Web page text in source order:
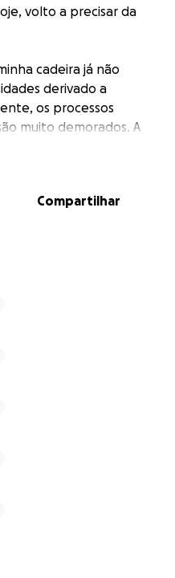
volto a precisar da
cadeira já não
derivado a
os processos
muito demorados. A
mais urgência.
Para quem não
e da força que
Compartilhar